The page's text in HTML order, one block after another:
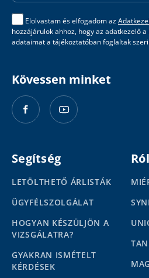
Elolvastam és elfogadom az
hozzájárulok ahhoz, hogy az adatkezelő
adataimat a tájékoztatóban foglaltak
Kövessen minket
Segítség
LETÖLTHETŐ ÁRLISTÁK
ÜGYFÉLSZOLGÁLAT
HOGYAN KÉSZÜLJÖN A
VIZSGÁLATRA?
GYAKRAN ISMÉTELT
KÉRDÉSEK